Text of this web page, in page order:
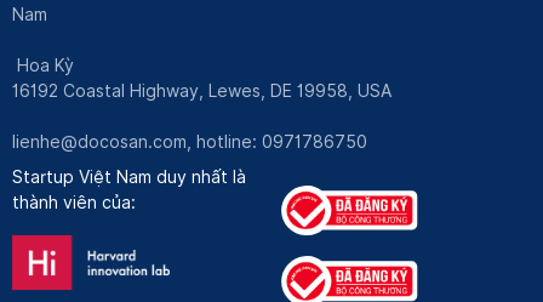
Nam
Hoa Kỳ
16192 Coastal Highway, Lewes, DE 19958, USA
lienhe@docosan.com , hotline: 0971786750
Startup Việt Nam duy nhất là
thành viên của: